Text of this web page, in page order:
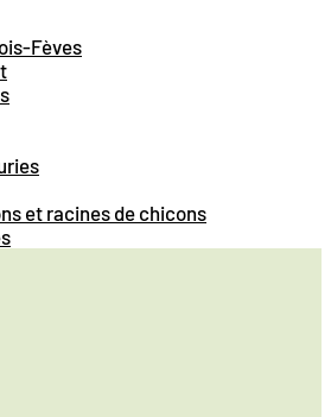
Fèves
et racines de chicons